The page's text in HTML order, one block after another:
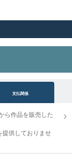
支払関係
ら作品を販売した
提供しておりませ